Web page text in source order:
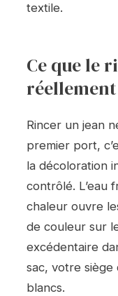
textile.
Ce que le
réellement
Rincer un jean
premier port,
la décoloration
contrôlé. L’eau
chaleur ouvre
de couleur sur
excédentaire
sac, votre siège
blancs.